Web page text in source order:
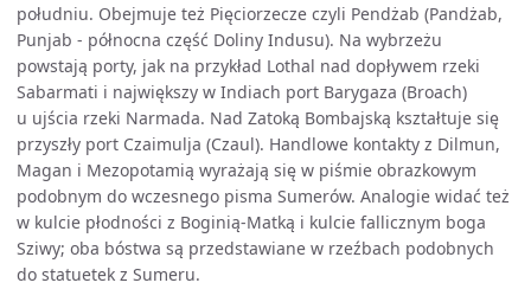
południu. Obejmuje też Pięciorzecze czyli Pendżab (Pandżab,
Punjab - północna część Doliny Indusu). Na wybrzeżu
powstają porty, jak na przykład Lothal nad dopływem rzeki
Sabarmati i największy w Indiach port Barygaza (Broach)
u ujścia rzeki Narmada. Nad Zatoką Bombajską kształtuje się
przyszły port Czaimulja (Czaul). Handlowe kontakty z Dilmun,
Magan i Mezopotamią wyrażają się w piśmie obrazkowym
podobnym do wczesnego pisma Sumerów. Analogie widać też
w kulcie płodności z Boginią-Matką i kulcie fallicznym boga
Sziwy; oba bóstwa są przedstawiane w rzeźbach podobnych
do statuetek z Sumeru.